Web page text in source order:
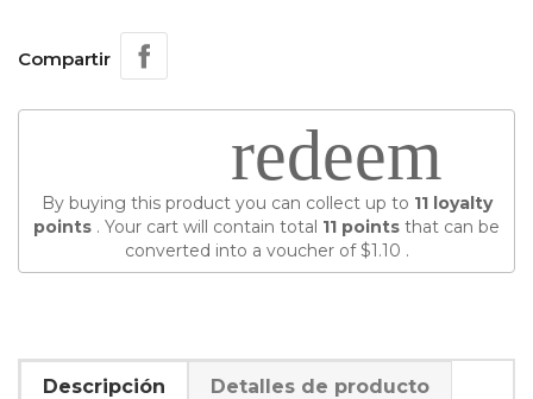
Compartir
redeem
By buying this product you can collect up to 11loyalty
points . Your cart will contain total 11 points that can be
converted into a voucher of$1.10 .
Descripción Detalles de producto